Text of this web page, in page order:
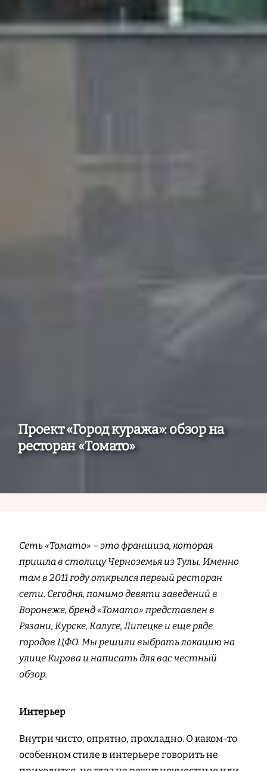
Проект «Город куража»: обзор на
ресторан «Томато»
Сеть «Томато» – это франшиза, которая
пришла в столицу Черноземья из Тулы. Именно
там в 2011 году открылся первый ресторан
сети. Сегодня, помимо девяти заведений в
Воронеже, бренд «Томато» представлен в
Рязани, Курске, Калуге, Липецке и еще ряде
городов ЦФО. Мы решили выбрать локацию на
улице Кирова и написать для вас честный
обзор.
Интерьер
Внутри чисто, опрятно, прохладно. О каком-то
особенном стиле в интерьере говорить не